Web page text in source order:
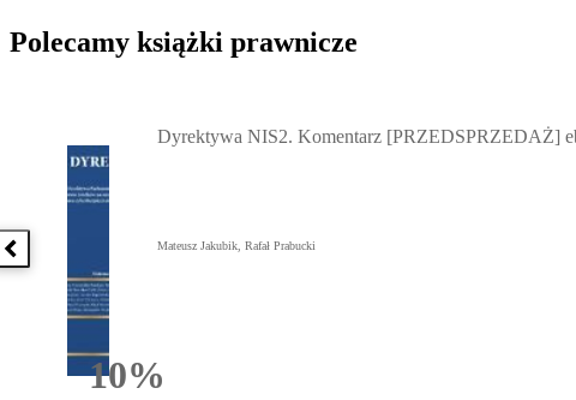
Polecamy książki prawnicze
Poprzednia książka
10%
Dyrektywa NIS2. Komentarz [PRZEDSPRZEDAŻ]
Mateusz Jakubik, Rafał Prabucki